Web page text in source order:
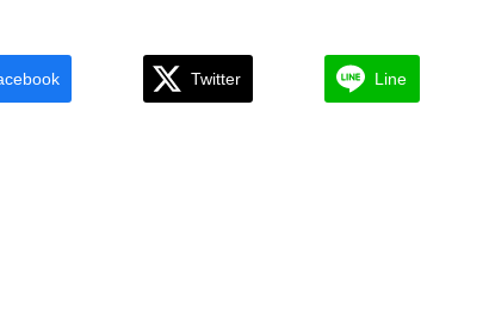
Twitter Line